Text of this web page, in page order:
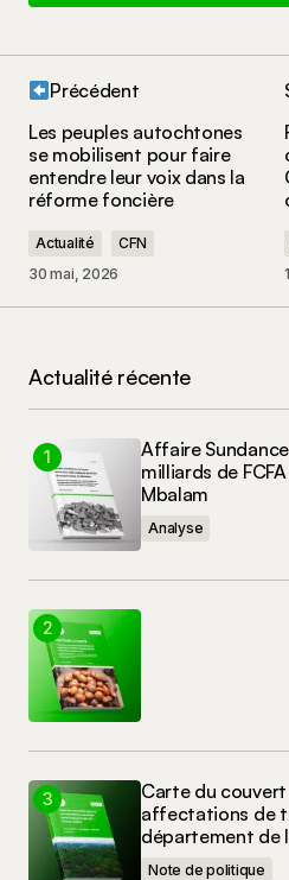
Ajouter un
champs obligatoires
Votre commentaire
Enregistrer mon nom,
dans le navigateur pour
commentaire.
Précédent
Les peuples autochtones
se mobilisent pour faire
entendre leur voix dans la
réforme foncière
Actualité
CFN
30 mai, 2026
Actualité récente
Affaire
milliards de
Mbalam
Analyse
Carte du
affectations de
département de
Note de politique